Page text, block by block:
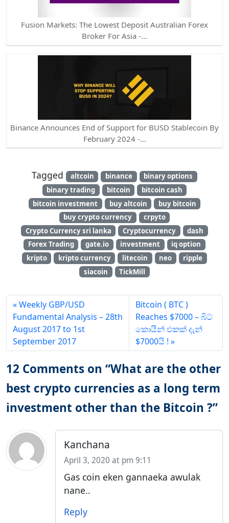
Fusion Markets: The Lowest Deposit Australian Forex
Broker For Asia -…
Binance Announces End of Support for BUSD Stablecoin By
February 2024 -…
Tagged altcoin binance
binary options
binary trading
bitcoin
bitcoin cash
bitcoin investment
buy altcoin
buy bitcoin
buy crypto currency
crpyto
Crypto Currency sri lanka
Cryptocurrency
dash
Forex Trading
gate.io investment
iq option
kripto
kripto currency litecoin neo
ripple
siacoin
TickMill
Weekly GBP/USD
Fundamental Analysis – 28th
August 2017 to 1st
September 2017
Bitcoin ( BTC )
Reaches $7000 – බිට්
කොයීන් එකක් දැන්
$7000යි !
12 Comments on “What are the other
best crypto currencies as a long term
investment other than the Bitcoin ?”
Kanchana
April 3, 2020 at pm 9:11
Gas coin eken gannaeka awulak
nane..
Reply